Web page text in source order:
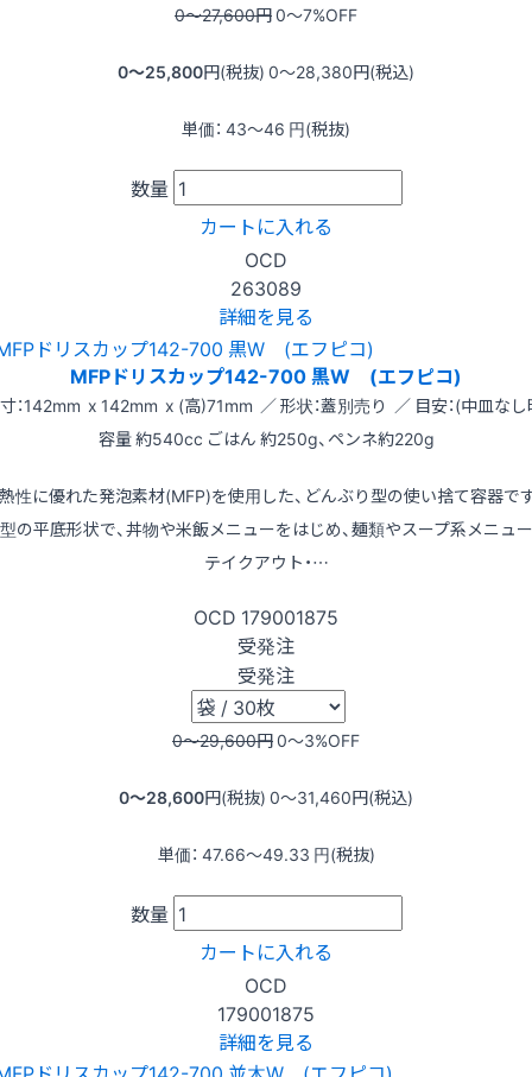
0〜27,600円0〜7%OFF
0〜25,800円(税抜) 0〜28,380円(税込)
単価： 43〜46 円(税抜)
数量
カートに入れる
OCD
263089
詳細を見る
MFPドリスカップ142-700 黒W (エフピコ)
：142mm x 142mm x (高)71mm ／ 形状：蓋別売り ／ 目安：(中皿なし
容量 約540cc ごはん 約250g、ペンネ約220g
性に優れた発泡素材(MFP)を使用した、どんぶり型の使い捨て容器で
の平底形状で、丼物や米飯メニューをはじめ、麺類やスープ系メニュ
テイクアウト・…
OCD 179001875
受発注
受発注
0〜29,600円0〜3%OFF
0〜28,600円(税抜) 0〜31,460円(税込)
単価： 47.66〜49.33 円(税抜)
数量
カートに入れる
OCD
179001875
詳細を見る